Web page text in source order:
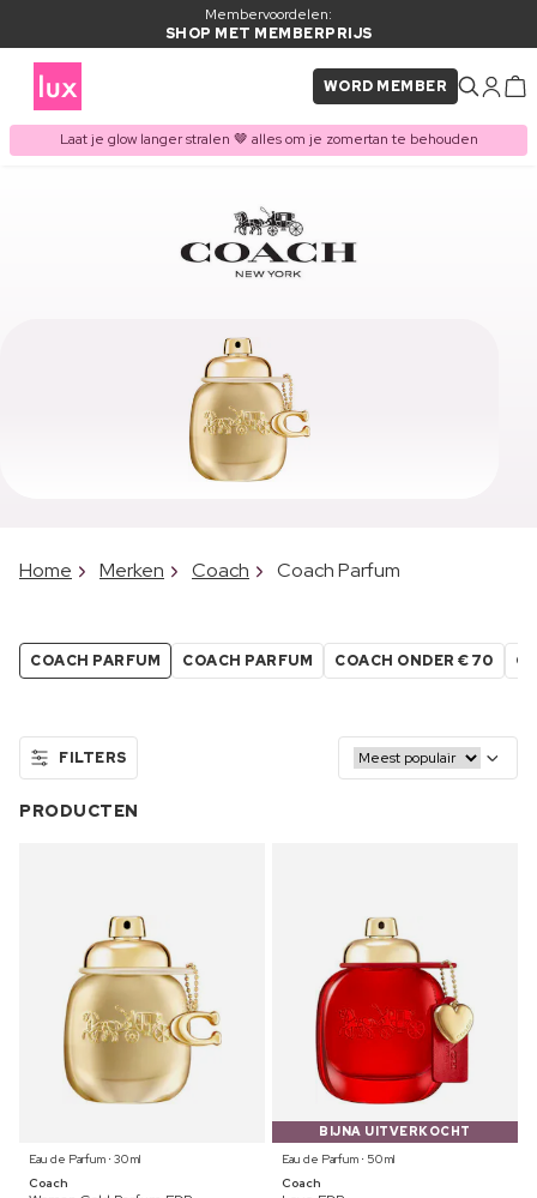
Membervoordelen:
SHOP MET MEMBERPRIJS
WORD MEMBER
Laat je glow langer stralen 🤎 alles om je zomertan te behouden
Home Merken Coach Coach Parfum
COACH PARFUM COACH PARFUM COACH ONDER €70
FILTERS
PRODUCTEN
Eau de Parfum ⋅ 30 ml
Coach
BIJNA UITVERKOCHT
Eau de Parfum ⋅ 50 ml
Coach